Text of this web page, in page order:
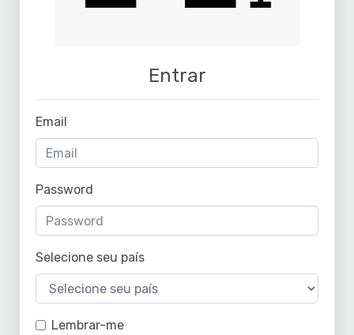
Entrar
Email
Password
Selecione seu país
Lembrar-me